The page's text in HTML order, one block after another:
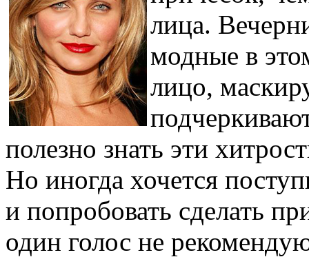
лица.
модные в
лицо,
полезно знать эти
Но иногда хочется
и попробовать сделать
один голос не